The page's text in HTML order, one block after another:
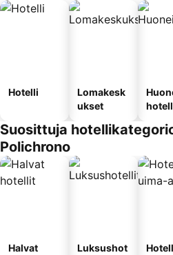
Hotelli
Lomakesk
ukset
Suosittuja
Polichrono
Halvat
Luksushot